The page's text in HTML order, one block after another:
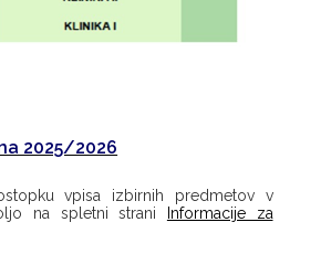
2025/2026
vpisa izbirnih predmetov v
na spletni strani
Informacije za